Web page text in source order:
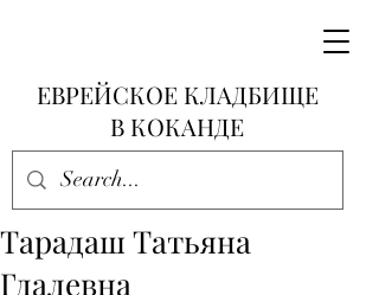
ЕВРЕЙСКОЕ КЛАДБИЩЕ
В КОКАНДЕ
Тарадаш Татьяна
Гдалевна